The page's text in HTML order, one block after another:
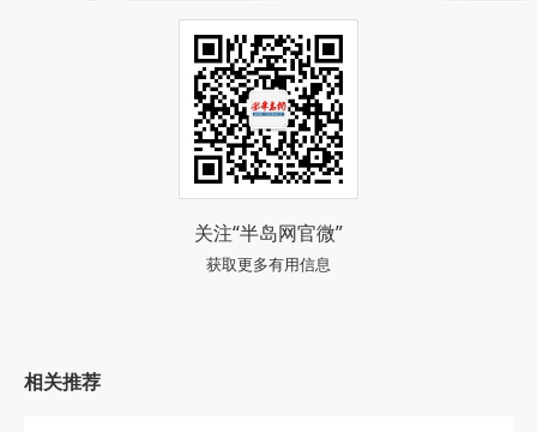
关注“半岛网官微”
获取更多有用信息
相关推荐